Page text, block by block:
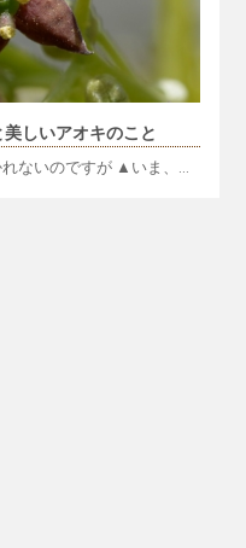
しいアオキのこと
ないのですが ▲いま、…